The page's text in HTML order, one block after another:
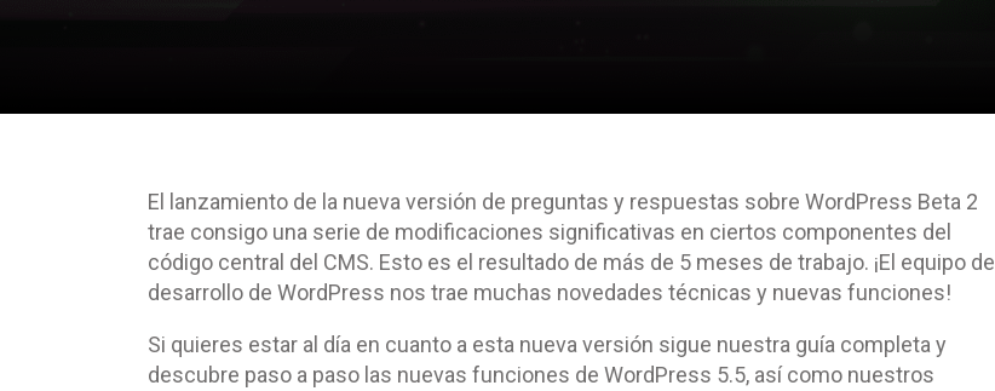
El lanzamiento de la nueva versión de preguntas y respuestas sobre WordPress Beta 2
trae consigo una serie de modificaciones significativas en ciertos componentes del
código central del CMS. Esto es el resultado de más de 5 meses de trabajo. ¡El equipo de
desarrollo de WordPress nos trae muchas novedades técnicas y nuevas funciones!
Si quieres estar al día en cuanto a esta nueva versión sigue nuestra guía completa y
descubre paso a paso las nuevas funciones de WordPress 5.5, así como nuestros